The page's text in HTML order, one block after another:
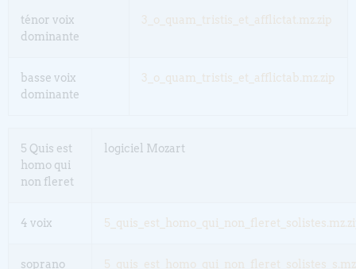
ténor voix
dominante
3_o_quam_tristis_et_afflictat.mz.zip
basse voix
dominante
3_o_quam_tristis_et_afflictab.mz.zip
5 Quis est
homo qui
non fleret
logiciel Mozart
4 voix
soprano